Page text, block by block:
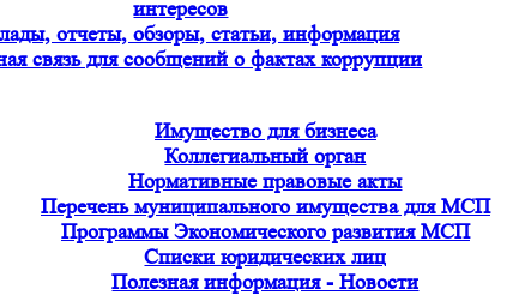
интересов
отчеты, обзоры, статьи, информация
связь для сообщений о фактах коррупции
Имущество для бизнеса
Коллегиальный орган
Нормативные правовые акты
Перечень муниципального имущества для МСП
Программы Экономического развития МСП
Списки юридических лиц
Полезная информация - Новости